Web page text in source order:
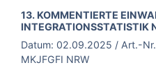
BROSCHÜRE:
13. KOMMENTIERTE
INTEGRATIONSSTATISTIK
Datum: 02.09.2025 / Art.-
MKJFGFI NRW